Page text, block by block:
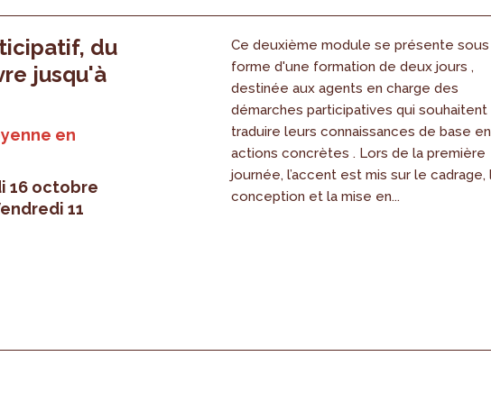
du
jusqu'à
en
16 octobre
11
Ce deuxième module se présente sous
forme d'une formation de deux jours ,
destinée aux agents en charge des
démarches participatives qui souhaitent
traduire leurs connaissances de base en
actions concrètes . Lors de la première
journée, l’accent est mis sur le cadrage,
conception et la mise en...